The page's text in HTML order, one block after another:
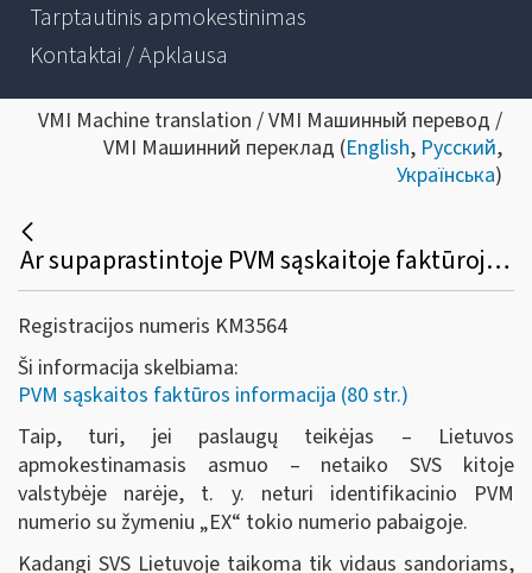
Tarptautinis apmokestinimas
Kontaktai / Apklausa
VMI Machine translation / VMI Машинный перевод /
VMI Машинний переклад (English, Русский,
Українська)
Ar supaprastintoje PVM sąskaitoje faktūroje turi būti nurodyta „atvirkštinis apmokestinimas“, jei paslaugas į kitas ES valstybes teikia PVM mokėtojas, taikantis SVS Lietuvoje?
Registracijos numeris KM3564
Ši informacija skelbiama:
PVM sąskaitos faktūros informacija (80 str.)
Taip, turi, jei paslaugų teikėjas – Lietuvos
apmokestinamasis asmuo – netaiko SVS kitoje
valstybėje narėje, t. y. neturi identifikacinio PVM
numerio su žymeniu „EX“ tokio numerio pabaigoje.
Kadangi SVS Lietuvoje taikoma tik vidaus sandoriams,